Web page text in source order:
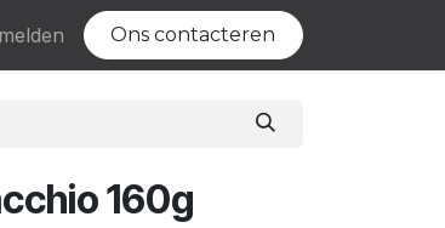
VacaturesOns contacteren
160g